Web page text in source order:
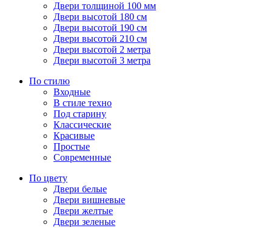
Двери толщиной 100 мм
Двери высотой 180 см
Двери высотой 190 см
Двери высотой 210 см
Двери высотой 2 метра
Двери высотой 3 метра
По стилю
Входные
В стиле техно
Под старину
Классические
Красивые
Простые
Современные
По цвету
Двери белые
Двери вишневые
Двери желтые
Двери зеленые